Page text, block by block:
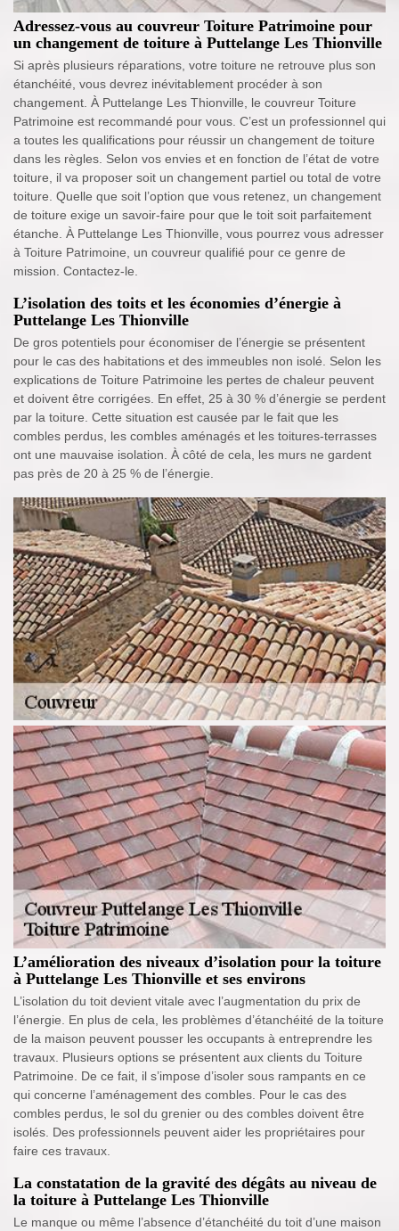
Adressez-vous au couvreur Toiture Patrimoine pour
un changement de toiture à Puttelange Les Thionville
Si après plusieurs réparations, votre toiture ne retrouve plus son
étanchéité, vous devrez inévitablement procéder à son
changement. À Puttelange Les Thionville, le couvreur Toiture
Patrimoine est recommandé pour vous. C’est un professionnel qui
a toutes les qualifications pour réussir un changement de toiture
dans les règles. Selon vos envies et en fonction de l’état de votre
toiture, il va proposer soit un changement partiel ou total de votre
toiture. Quelle que soit l’option que vous retenez, un changement
de toiture exige un savoir-faire pour que le toit soit parfaitement
étanche. À Puttelange Les Thionville, vous pourrez vous adresser
à Toiture Patrimoine, un couvreur qualifié pour ce genre de
mission. Contactez-le.
L’isolation des toits et les économies d’énergie à
Puttelange Les Thionville
De gros potentiels pour économiser de l’énergie se présentent
pour le cas des habitations et des immeubles non isolé. Selon les
explications de Toiture Patrimoine les pertes de chaleur peuvent
et doivent être corrigées. En effet, 25 à 30 % d’énergie se perdent
par la toiture. Cette situation est causée par le fait que les
combles perdus, les combles aménagés et les toitures-terrasses
ont une mauvaise isolation. À côté de cela, les murs ne gardent
pas près de 20 à 25 % de l’énergie.
L’amélioration des niveaux d’isolation pour la toiture
à Puttelange Les Thionville et ses environs
L’isolation du toit devient vitale avec l’augmentation du prix de
l’énergie. En plus de cela, les problèmes d’étanchéité de la toiture
de la maison peuvent pousser les occupants à entreprendre les
travaux. Plusieurs options se présentent aux clients du Toiture
Patrimoine. De ce fait, il s’impose d’isoler sous rampants en ce
qui concerne l’aménagement des combles. Pour le cas des
combles perdus, le sol du grenier ou des combles doivent être
isolés. Des professionnels peuvent aider les propriétaires pour
faire ces travaux.
La constatation de la gravité des dégâts au niveau de
la toiture à Puttelange Les Thionville
Le manque ou même l’absence d’étanchéité du toit d’une maison